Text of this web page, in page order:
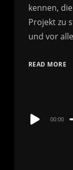
kennen,
Projekt zu
und vor
READ MORE
Audio
00:00